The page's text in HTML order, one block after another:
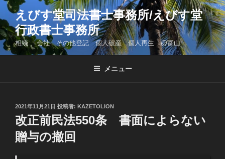
コ
ン
テ
ン
ツ
えびす堂司法書士事務所/えびす堂
行政書士事務所
相続 会社 その他登記 個人破産 個人再生 @富山
メニュー
投
稿
日:
2021年11月21日 投稿者: KAZETOLION
改正前民法550条 書面によらない
贈与の撤回